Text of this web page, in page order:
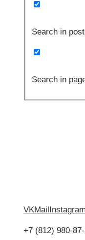
Search in
Search in
VKMailInstagram
+7 (812) 980-